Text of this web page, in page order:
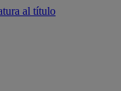
al título